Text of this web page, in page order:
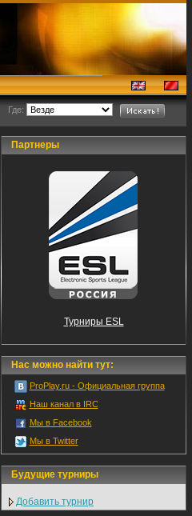
Где:
Партнеры
Турниры ESL
Нас можно найти тут:
ProPlay.ru - Официальная группа
Наш канал в IRC
Мы в Facebook
Мы в Twitter
Будущие турниры
Добавить турнир